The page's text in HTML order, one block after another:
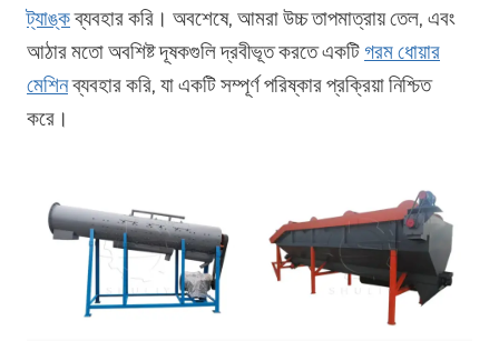
ট্যাঙ্কব্যবহার করি। অবশেষে, আমরা উচ্চ তাপমাত্রায় তেল, এবং
আঠার মতো অবশিষ্ট দূষকগুলি দ্রবীভূত করতে একটি গরম ধোয়ার
মেশিনব্যবহার করি, যা একটি সম্পূর্ণ পরিষ্কার প্রক্রিয়া নিশ্চিত
করে।